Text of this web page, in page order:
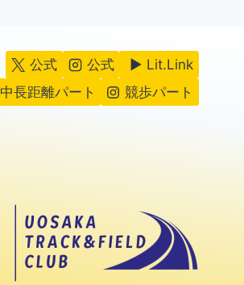
公式 公式
▶ Lit.Link
中長距離パート
競歩パート